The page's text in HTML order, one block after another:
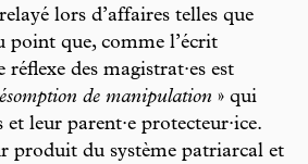
lors d’affaires telles que
point que, comme l’écrit
des magistrat·es est
de manipulation » qui
et leur parent·e protecteur·ice.
produit du système patriarcal et